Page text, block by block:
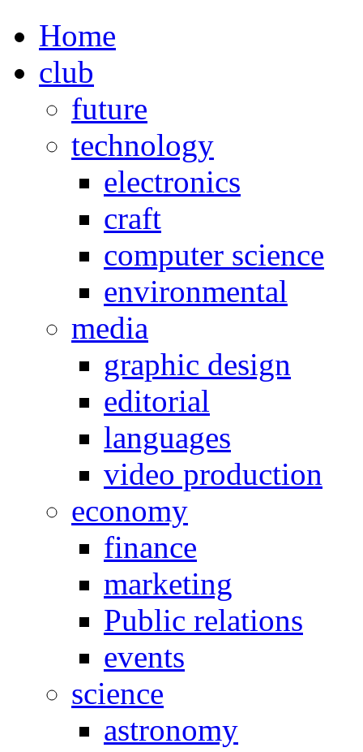
Home
club
future
technology
electronics
craft
computer science
environmental
media
graphic design
editorial
languages
video production
economy
finance
marketing
Public relations
events
science
astronomy